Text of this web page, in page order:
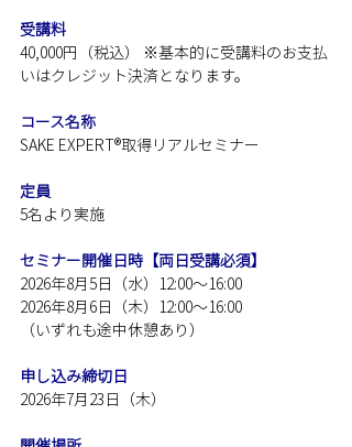
受講料
40,000円（税込） ※基本的に受講料のお支払
いはクレジット決済となります。
コース名称
SAKE EXPERT®取得リアルセミナー
定員
5名より実施
セミナー開催日時【両日受講必須】
2026年8月5日（水）12:00～16:00
2026年8月6日（木）12:00～16:00
（いずれも途中休憩あり）
申し込み締切日
2026年7月23日（木）